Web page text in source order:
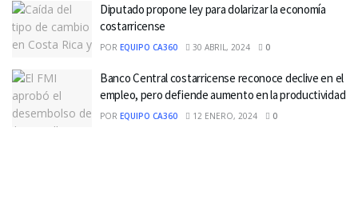
Diputado propone ley para dolarizar la economía
costarricense
POR EQUIPO CA360 30 ABRIL, 2024 0
Banco Central costarricense reconoce declive en el
empleo, pero defiende aumento en la productividad
POR EQUIPO CA360 12 ENERO, 2024 0